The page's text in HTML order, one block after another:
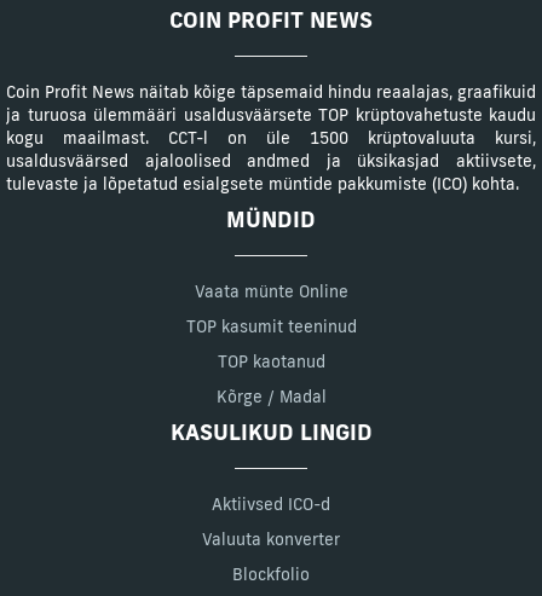
COIN PROFIT NEWS
Coin Profit News näitab kõige täpsemaid hindu reaalajas, graafikuid
ja turuosa ülemmääri usaldusväärsete TOP krüptovahetuste kaudu
kogu maailmast. CCT-l on üle 1500 krüptovaluuta kursi,
usaldusväärsed ajaloolised andmed ja üksikasjad aktiivsete,
tulevaste ja lõpetatud esialgsete müntide pakkumiste (ICO) kohta.
MÜNDID
Vaata münte Online
TOP kasumit teeninud
TOP kaotanud
Kõrge / Madal
KASULIKUD LINGID
Aktiivsed ICO-d
Valuuta konverter
Blockfolio